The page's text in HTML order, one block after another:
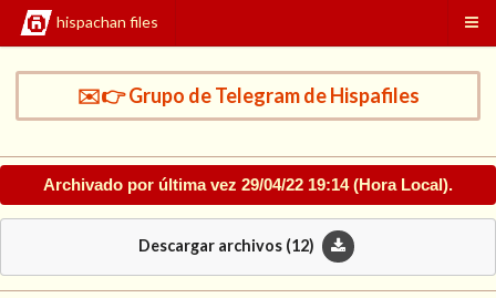
hispachan files
✉️👉 Grupo de Telegram de Hispafiles
Archivado por última vez 29/04/22 19:14(Hora Local).
Descargar archivos (12)